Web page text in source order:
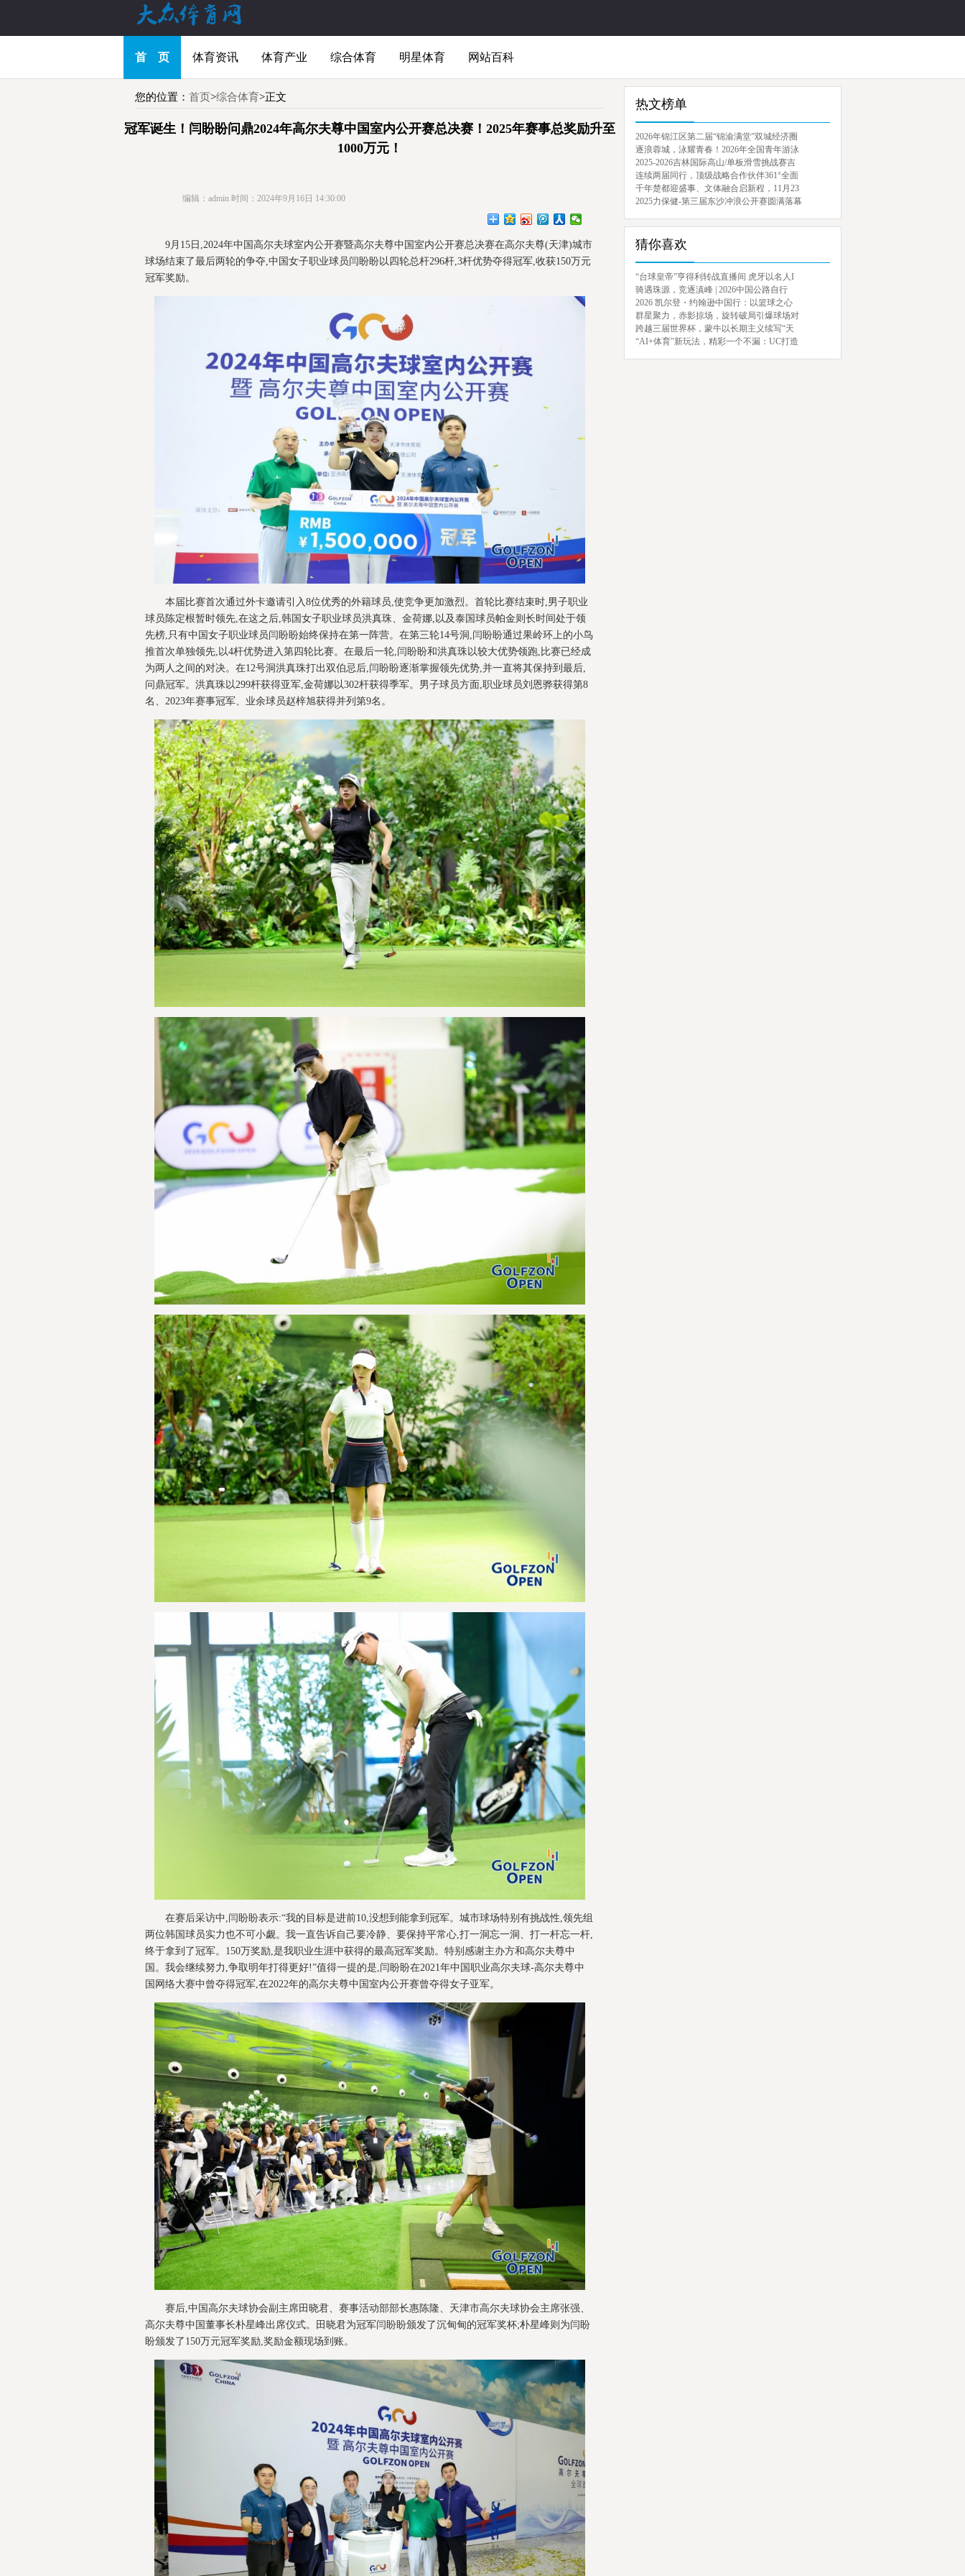
首 页 体育资讯 体育产业 综合体育 明星体育 网站百科
您的位置： 首页>综合体育>正文
冠军诞生！闫盼盼问鼎2024年高尔夫尊中国室内公开赛总决赛！2025年赛事总奖励升至
1000万元！
编辑：admin 时间：2024年9月16日 14:30:00
9月15日,2024年中国高尔夫球室内公开赛暨高尔夫尊中国室内公开赛总决赛在高尔夫尊(天津)城市
球场结束了最后两轮的争夺,中国女子职业球员闫盼盼以四轮总杆296杆,3杆优势夺得冠军,收获150万元
冠军奖励。
本届比赛首次通过外卡邀请引入8位优秀的外籍球员,使竞争更加激烈。首轮比赛结束时,男子职业
球员陈定根暂时领先,在这之后,韩国女子职业球员洪真珠、金荷娜,以及泰国球员帕金则长时间处于领
先榜,只有中国女子职业球员闫盼盼始终保持在第一阵营。在第三轮14号洞,闫盼盼通过果岭环上的小鸟
推首次单独领先,以4杆优势进入第四轮比赛。在最后一轮,闫盼盼和洪真珠以较大优势领跑,比赛已经成
为两人之间的对决。在12号洞洪真珠打出双伯忌后,闫盼盼逐渐掌握领先优势,并一直将其保持到最后,
问鼎冠军。洪真珠以299杆获得亚军,金荷娜以302杆获得季军。男子球员方面,职业球员刘恩骅获得第8
名、2023年赛事冠军、业余球员赵梓旭获得并列第9名。
在赛后采访中,闫盼盼表示:“我的目标是进前10,没想到能拿到冠军。城市球场特别有挑战性,领先组
两位韩国球员实力也不可小觑。我一直告诉自己要冷静、要保持平常心,打一洞忘一洞、打一杆忘一杆,
终于拿到了冠军。150万奖励,是我职业生涯中获得的最高冠军奖励。特别感谢主办方和高尔夫尊中
国。我会继续努力,争取明年打得更好!”值得一提的是,闫盼盼在2021年中国职业高尔夫球-高尔夫尊中
国网络大赛中曾夺得冠军,在2022年的高尔夫尊中国室内公开赛曾夺得女子亚军。
赛后,中国高尔夫球协会副主席田晓君、赛事活动部部长惠陈隆、天津市高尔夫球协会主席张强、
高尔夫尊中国董事长朴星峰出席仪式。田晓君为冠军闫盼盼颁发了沉甸甸的冠军奖杯;朴星峰则为闫盼
盼颁发了150万元冠军奖励,奖励金额现场到账。
热文榜单
2026年锦江区第二届“锦渝满堂”双城经济圈
逐浪蓉城，泳耀青春！2026年全国青年游泳
2025-2026吉林国际高山/单板滑雪挑战赛吉
连续两届同行，顶级战略合作伙伴361°全面
千年楚都迎盛事、文体融合启新程，11月23
2025力保健-第三届东沙冲浪公开赛圆满落幕
猜你喜欢
“台球皇帝”亨得利转战直播间 虎牙以名人I
骑遇珠源，竞逐滇峰 | 2026中国公路自行
2026 凯尔登・约翰逊中国行：以篮球之心
群星聚力，赤影掠场，旋转破局引爆球场对
跨越三届世界杯，蒙牛以长期主义续写“天
“AI+体育”新玩法，精彩一个不漏：UC打造